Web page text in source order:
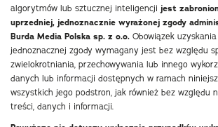
algorytmów lub sztucznej inteligencji jest
uprzedniej, jednoznacznie wyrażonej zgody
Burda Media Polska sp. z o.o. Obowiązek
jednoznacznej zgody wymagany jest bez względu
zwielokrotniania, przechowywania lub innego
danych lub informacji dostępnych w ramach
wszystkich jego podstron, jak również bez względu
treści, danych i informacji.